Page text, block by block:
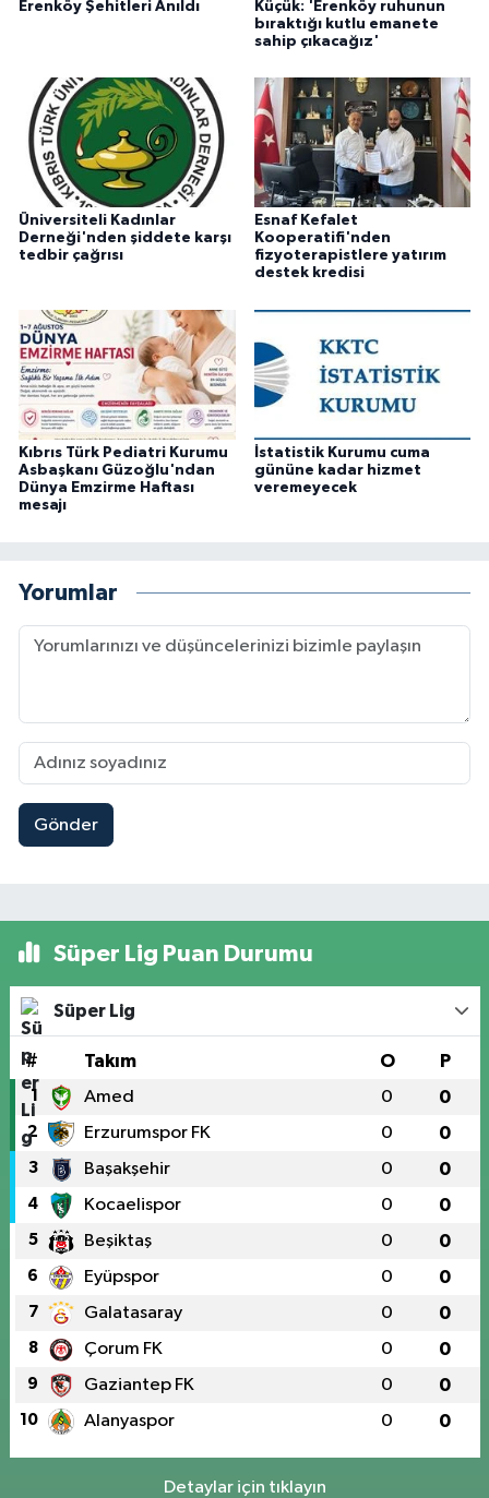
Erenköy Şehitleri Anıldı
Küçük: 'Erenköy ruhunun
bıraktığı kutlu emanete
sahip çıkacağız'
Üniversiteli Kadınlar
Derneği'nden şiddete karşı
tedbir çağrısı
Esnaf Kefalet
Kooperatifi'nden
fizyoterapistlere yatırım
destek kredisi
Kıbrıs Türk Pediatri Kurumu
Asbaşkanı Güzoğlu'ndan
Dünya Emzirme Haftası
mesajı
İstatistik Kurumu cuma
gününe kadar hizmet
veremeyecek
Yorumlar
Gönder
Süper Lig Puan Durumu
Süper Lig
# Takım O P
1 Amed 0 0
2 Erzurumspor FK 0 0
3 Başakşehir 0 0
4 Kocaelispor 0 0
5 Beşiktaş 0 0
6 Eyüpspor 0 0
7 Galatasaray 0 0
8 Çorum FK 0 0
9 Gaziantep FK 0 0
10 Alanyaspor 0 0
Detaylar için tıklayın